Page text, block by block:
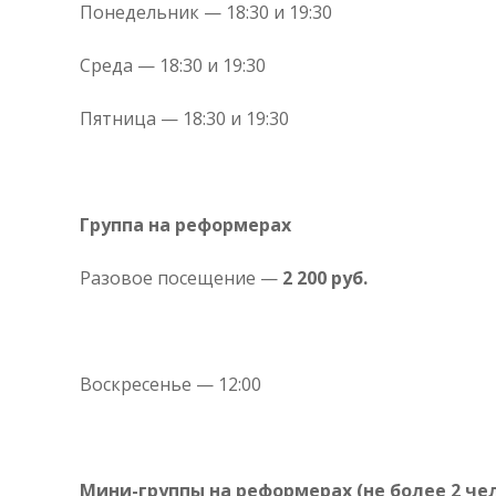
Понедельник — 18:30 и 19:30
Среда — 18:30 и 19:30
Пятница — 18:30 и 19:30
Группа на реформерах
Разовое посещение — 2 200 руб.
Воскресенье — 12:00
Мини-группы на реформерах (не более 2